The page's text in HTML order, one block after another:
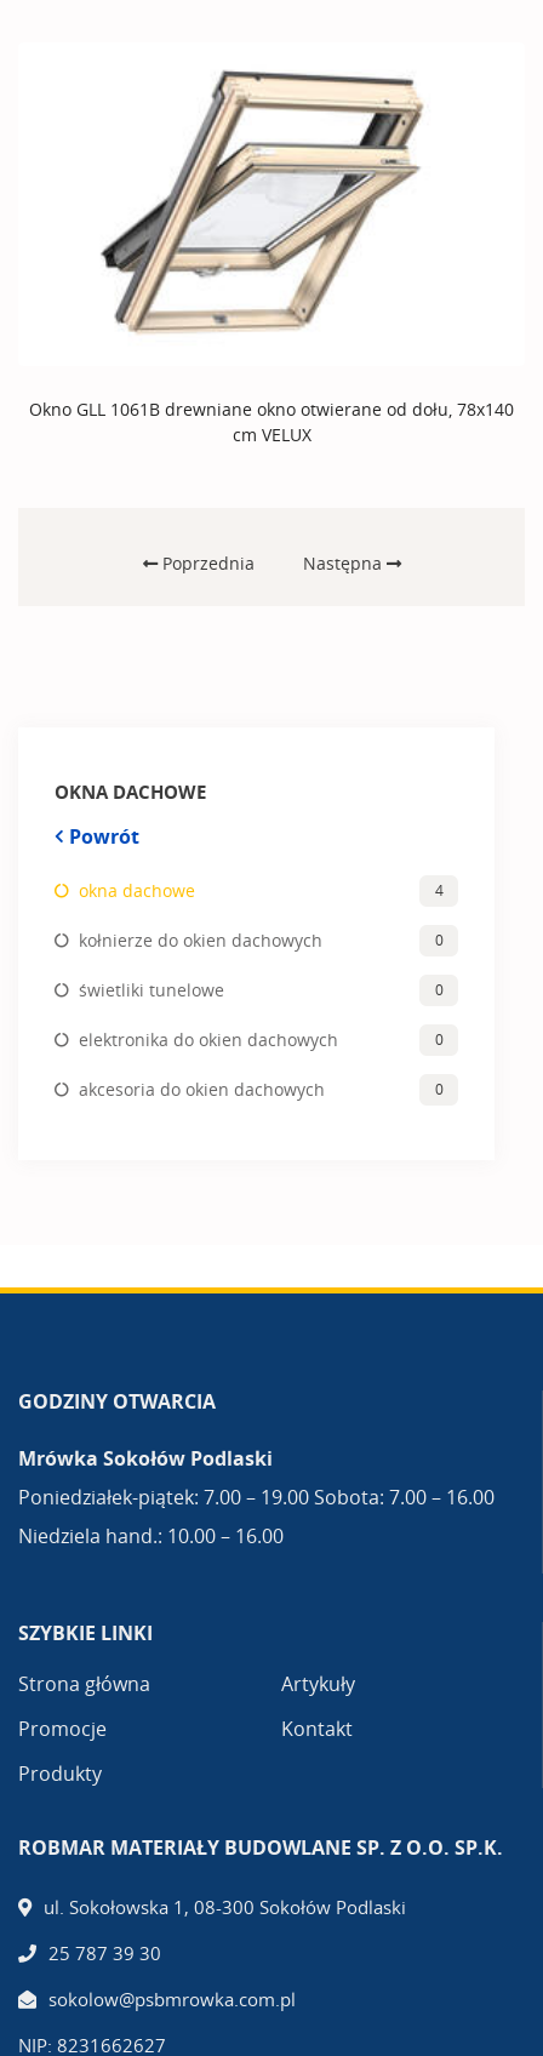
OKNA DACHOWE
Powrót
okna dachowe 4
kołnierze do okien dachowych 0
świetliki tunelowe 0
elektronika do okien dachowych 0
akcesoria do okien dachowych 0
Okno GLL 1061B drewniane okno otwierane od dołu, 78x140
cm VELUX
Poprzednia Następna
GODZINY OTWARCIA
Mrówka Sokołów Podlaski
Poniedziałek-piątek: 7.00 – 19.00 Sobota: 7.00 – 16.00
Niedziela hand.: 10.00 – 16.00
SZYBKIE LINKI
Strona główna
Promocje
Produkty
Artykuły
Kontakt
ROBMAR MATERIAŁY BUDOWLANE SP. Z O.O. SP.K.
ul. Sokołowska 1, 08-300 Sokołów Podlaski
25 787 39 30
sokolow@psbmrowka.com.pl
NIP: 8231662627